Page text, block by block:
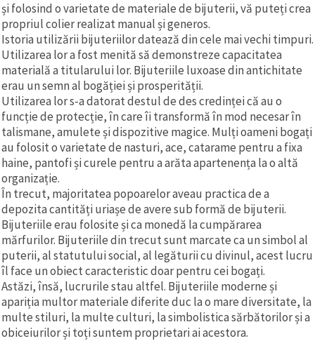
și folosind o varietate de materiale de bijuterii, vă puteți crea
propriul colier realizat manual și generos.
Istoria utilizării bijuteriilor datează din cele mai vechi timpuri.
Utilizarea lor a fost menită să demonstreze capacitatea
materială a titularului lor. Bijuteriile luxoase din antichitate
erau un semn al bogăției și prosperității.
Utilizarea lor s-a datorat destul de des credinței că au o
funcție de protecție, în care îi transformă în mod necesar în
talismane, amulete și dispozitive magice. Mulți oameni bogați
au folosit o varietate de nasturi, ace, catarame pentru a fixa
haine, pantofi și curele pentru a arăta apartenența la o altă
organizație.
În trecut, majoritatea popoarelor aveau practica de a
depozita cantități uriașe de avere sub formă de bijuterii.
Bijuteriile erau folosite și ca monedă la cumpărarea
mărfurilor. Bijuteriile din trecut sunt marcate ca un simbol al
puterii, al statutului social, al legăturii cu divinul, acest lucru
îl face un obiect caracteristic doar pentru cei bogați.
Astăzi, însă, lucrurile stau altfel. Bijuteriile moderne și
apariția multor materiale diferite duc la o mare diversitate, la
multe stiluri, la multe culturi, la simbolistica sărbătorilor și a
obiceiurilor și toți suntem proprietari ai acestora.